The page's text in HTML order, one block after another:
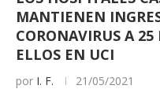
MANTIENEN
CORONAVIRUS A 25
ELLOS EN UCI
por I. F. 21/05/2021